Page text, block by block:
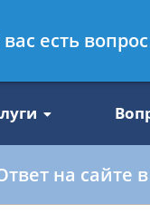
47
на сайте
есть